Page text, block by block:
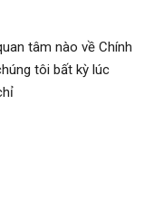
tâm nào về Chính
tôi bất kỳ lúc